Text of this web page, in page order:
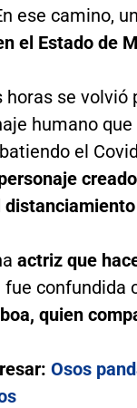
ese camino,
el Estado de
horas se
humano
el
actriz que
fue confundida
quien
Osos